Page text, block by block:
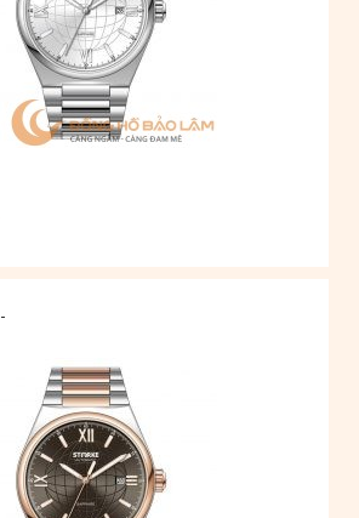
-